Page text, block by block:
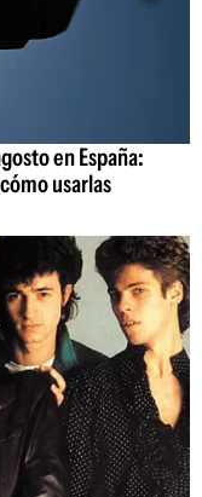
en España:
usarlas